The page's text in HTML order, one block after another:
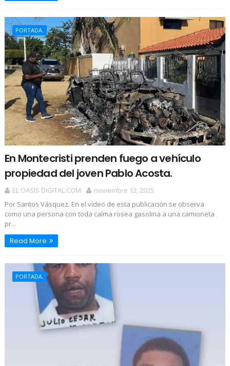
PORTADA.
En Montecristi prenden fuego a vehículo
propiedad del joven Pablo Acosta.
EL OASIS DIGITAL.COM
noviembre 12, 2025
Por Santos Vásquez. En el video de esta publicación se observa
como una persona con toda calma rosea gasolina a una camioneta
pr...
Read More
PORTADA.